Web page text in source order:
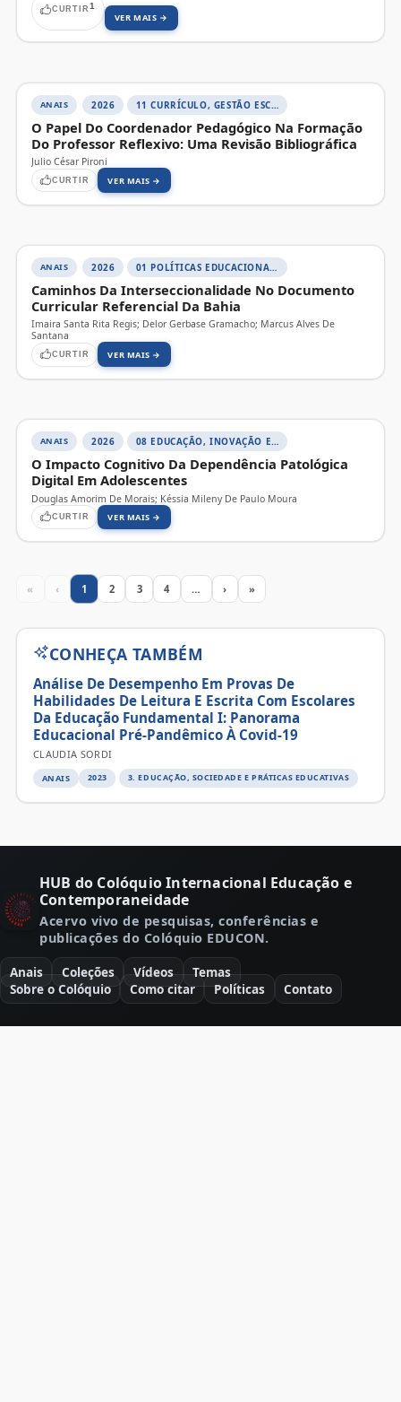
CURTIR 1
VER MAIS →
ANAIS 2026 11 CURRÍCULO, GESTÃO ESCOLAR E PRÁTICAS PEDAGÓGICAS
O Papel Do Coordenador Pedagógico Na Formação
Do Professor Reflexivo: Uma Revisão Bibliográfica
Julio César Pironi
CURTIR VER MAIS →
ANAIS 2026 01 POLÍTICAS EDUCACIONAIS, DIVERSIDADE E JUSTIÇA SOCIAL
Caminhos Da Interseccionalidade No Documento
Curricular Referencial Da Bahia
Imaira Santa Rita Regis; Delor Gerbase Gramacho; Marcus Alves De
Santana
CURTIR VER MAIS →
ANAIS 2026 08 EDUCAÇÃO, INOVAÇÃO E TECNOLOGIAS DIGITAIS
O Impacto Cognitivo Da Dependência Patológica
Digital Em Adolescentes
Douglas Amorim De Morais; Késsia Mileny De Paulo Moura
CURTIR VER MAIS →
« ‹ 1 2 3 4 … › »
CONHEÇA TAMBÉM
Análise De Desempenho Em Provas De
Habilidades De Leitura E Escrita Com Escolares
Da Educação Fundamental I: Panorama
Educacional Pré-Pandêmico À Covid-19
CLAUDIA SORDI
ANAIS 2023 3. EDUCAÇÃO, SOCIEDADE E PRÁTICAS EDUCATIVAS
HUB do Colóquio Internacional Educação e
Contemporaneidade
Acervo vivo de pesquisas, conferências e
publicações do Colóquio EDUCON.
Anais Coleções Vídeos
Temas
Sobre o Colóquio
Como citar Políticas Contato